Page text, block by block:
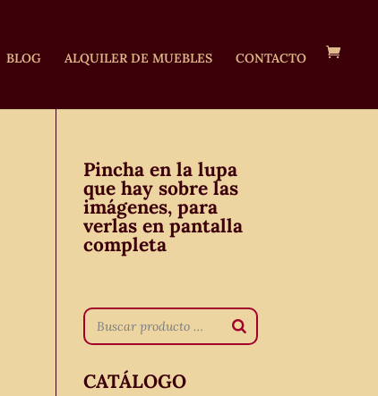
BLOG ALQUILER DE MUEBLES CONTACTO
Pincha en la lupa
que hay sobre las
imágenes, para
verlas en pantalla
completa
CATÁLOGO